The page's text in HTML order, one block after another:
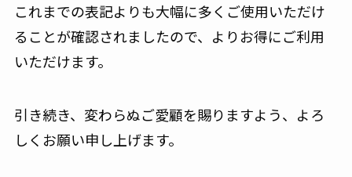
これまでの表記よりも大幅に多くご使用いただけ
ることが確認されましたので、よりお得にご利用
いただけます。
引き続き、変わらぬご愛顧を賜りますよう、よろ
しくお願い申し上げます。